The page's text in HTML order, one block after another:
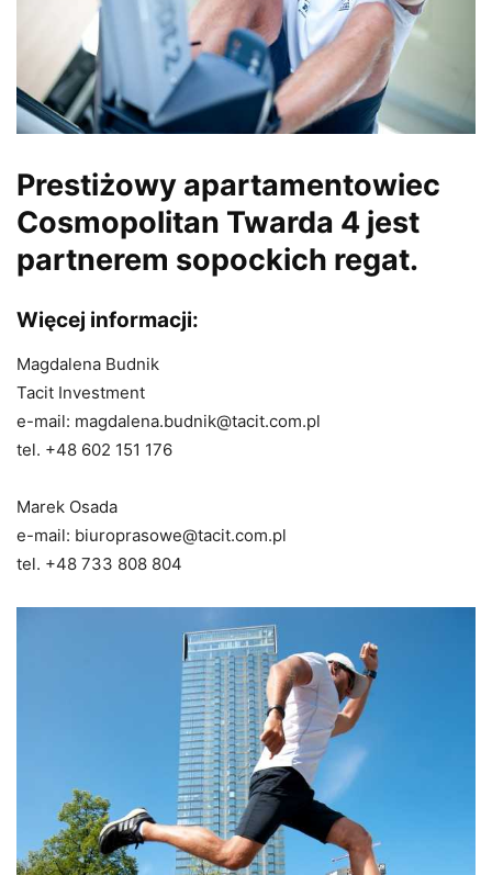
Prestiżowy apartamentowiec
Cosmopolitan Twarda 4 jest
partnerem sopockich regat.
Więcej informacji:
Magdalena Budnik
Tacit Investment
e-mail: magdalena.budnik@tacit.com.pl
tel. +48 602 151 176
Marek Osada
e-mail: biuroprasowe@tacit.com.pl
tel. +48 733 808 804